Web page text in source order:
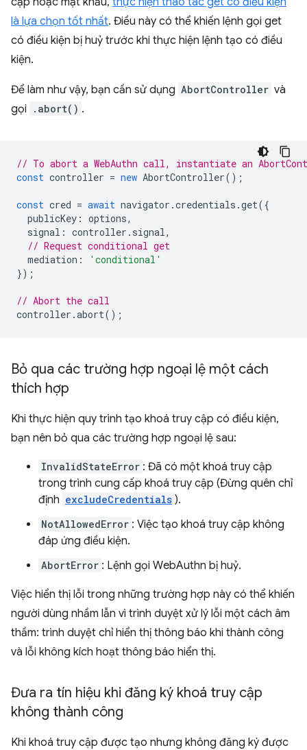
là lựa chọn tốt nhất. Điều này có thể khiến lệnh gọi get
có điều kiện bị huỷ trước khi thực hiện lệnh tạo có điều
kiện.
Để làm như vậy, bạn cần sử dụng AbortController và
gọi
.abort() .
// To abort a WebAuthn call, instantiate an
const controller = new AbortController();
const cred = await navigator .credentials .get({
publicKey : options,
signal : controller . signal ,
// Request conditional get
mediation :
'conditional'
});
// Abort the call
controller .abort();
Bỏ qua các trường hợp ngoại lệ một cách
thích hợp
Khi thực hiện quy trình tạo khoá truy cập có điều kiện,
bạn nên bỏ qua các trường hợp ngoại lệ sau:
InvalidStateError : Đã có một khoá truy cập
trong trình cung cấp khoá truy cập (Đừng quên chỉ
định excludeCredentials ).
NotAllowedError : Việc tạo khoá truy cập không
đáp ứng điều kiện.
AbortError : Lệnh gọi WebAuthn bị huỷ.
Việc hiển thị lỗi trong những trường hợp này có thể khiến
người dùng nhầm lẫn vì trình duyệt xử lý lỗi một cách âm
thầm: trình duyệt chỉ hiển thị thông báo khi thành công
và lỗi không kích hoạt thông báo hiển thị.
Đưa ra tín hiệu khi đăng ký khoá truy cập
không thành công
Khi khoá truy cập được tạo nhưng không đăng ký được